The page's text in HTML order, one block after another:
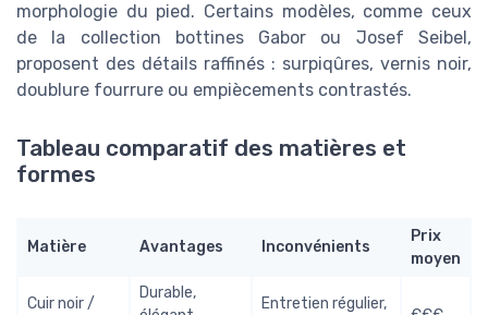
morphologie du pied. Certains modèles, comme ceux
de la collection bottines Gabor ou Josef Seibel,
proposent des détails raffinés : surpiqûres, vernis noir,
doublure fourrure ou empiècements contrastés.
Tableau comparatif des matières et
formes
Matière Avantages Inconvénients
Prix
moyen
Cuir noir /
Durable,
Entretien régulier,